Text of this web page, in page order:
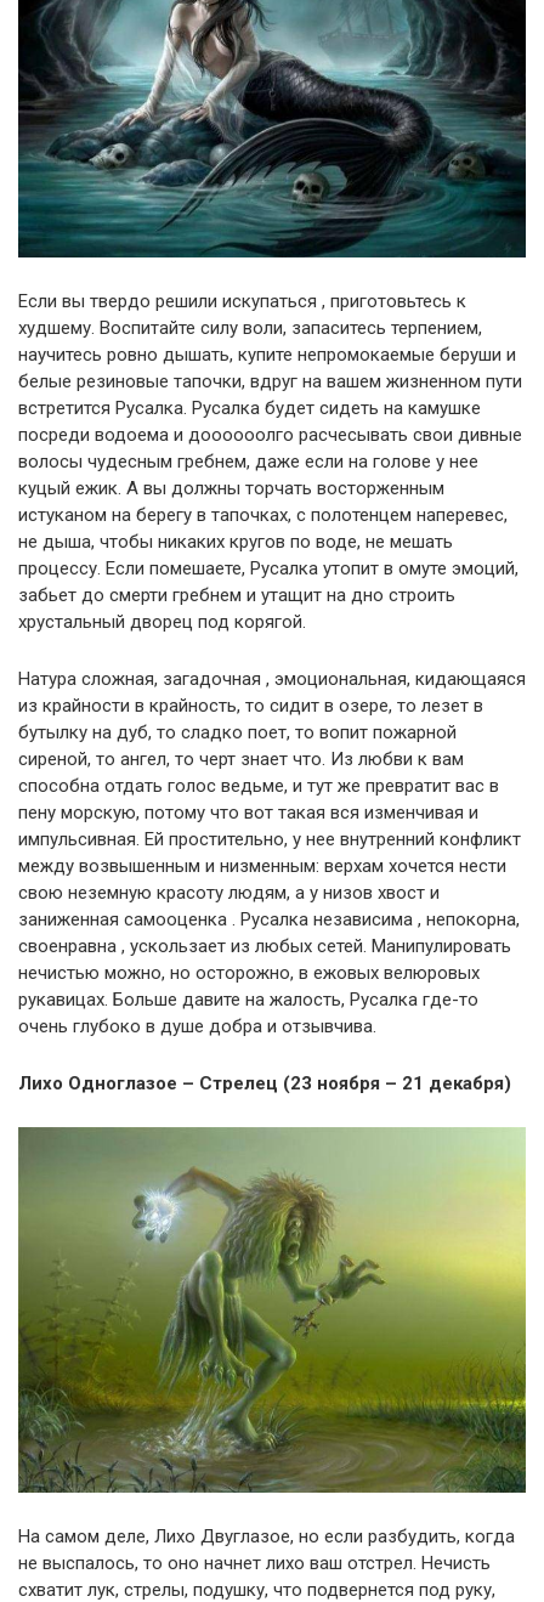
Если вы твердо решили искупаться , приготовьтесь к
худшему. Воспитайте силу воли, запаситесь терпением,
научитесь ровно дышать, купите непромокаемые беруши и
белые резиновые тапочки, вдруг на вашем жизненном пути
встретится Русалка. Русалка будет сидеть на камушке
посреди водоема и доооооолго расчесывать свои дивные
волосы чудесным гребнем, даже если на голове у нее
куцый ежик. А вы должны торчать восторженным
истуканом на берегу в тапочках, с полотенцем наперевес,
не дыша, чтобы никаких кругов по воде, не мешать
процессу. Если помешаете, Русалка утопит в омуте эмоций,
забьет до смерти гребнем и утащит на дно строить
хрустальный дворец под корягой.
Натура сложная, загадочная , эмоциональная, кидающаяся
из крайности в крайность, то сидит в озере, то лезет в
бутылку на дуб, то сладко поет, то вопит пожарной
сиреной, то ангел, то черт знает что. Из любви к вам
способна отдать голос ведьме, и тут же превратит вас в
пену морскую, потому что вот такая вся изменчивая и
импульсивная. Ей простительно, у нее внутренний конфликт
между возвышенным и низменным: верхам хочется нести
свою неземную красоту людям, а у низов хвост и
заниженная самооценка . Русалка независима , непокорна,
своенравна , ускользает из любых сетей. Манипулировать
нечистью можно, но осторожно, в ежовых велюровых
рукавицах. Больше давите на жалость, Русалка где-то
очень глубоко в душе добра и отзывчива.
Лихо Одноглазое – Стрелец (23 ноября – 21 декабря)
На самом деле, Лихо Двуглазое, но если разбудить, когда
не выспалось, то оно начнет лихо ваш отстрел. Нечисть
схватит лук, стрелы, подушку, что подвернется под руку,